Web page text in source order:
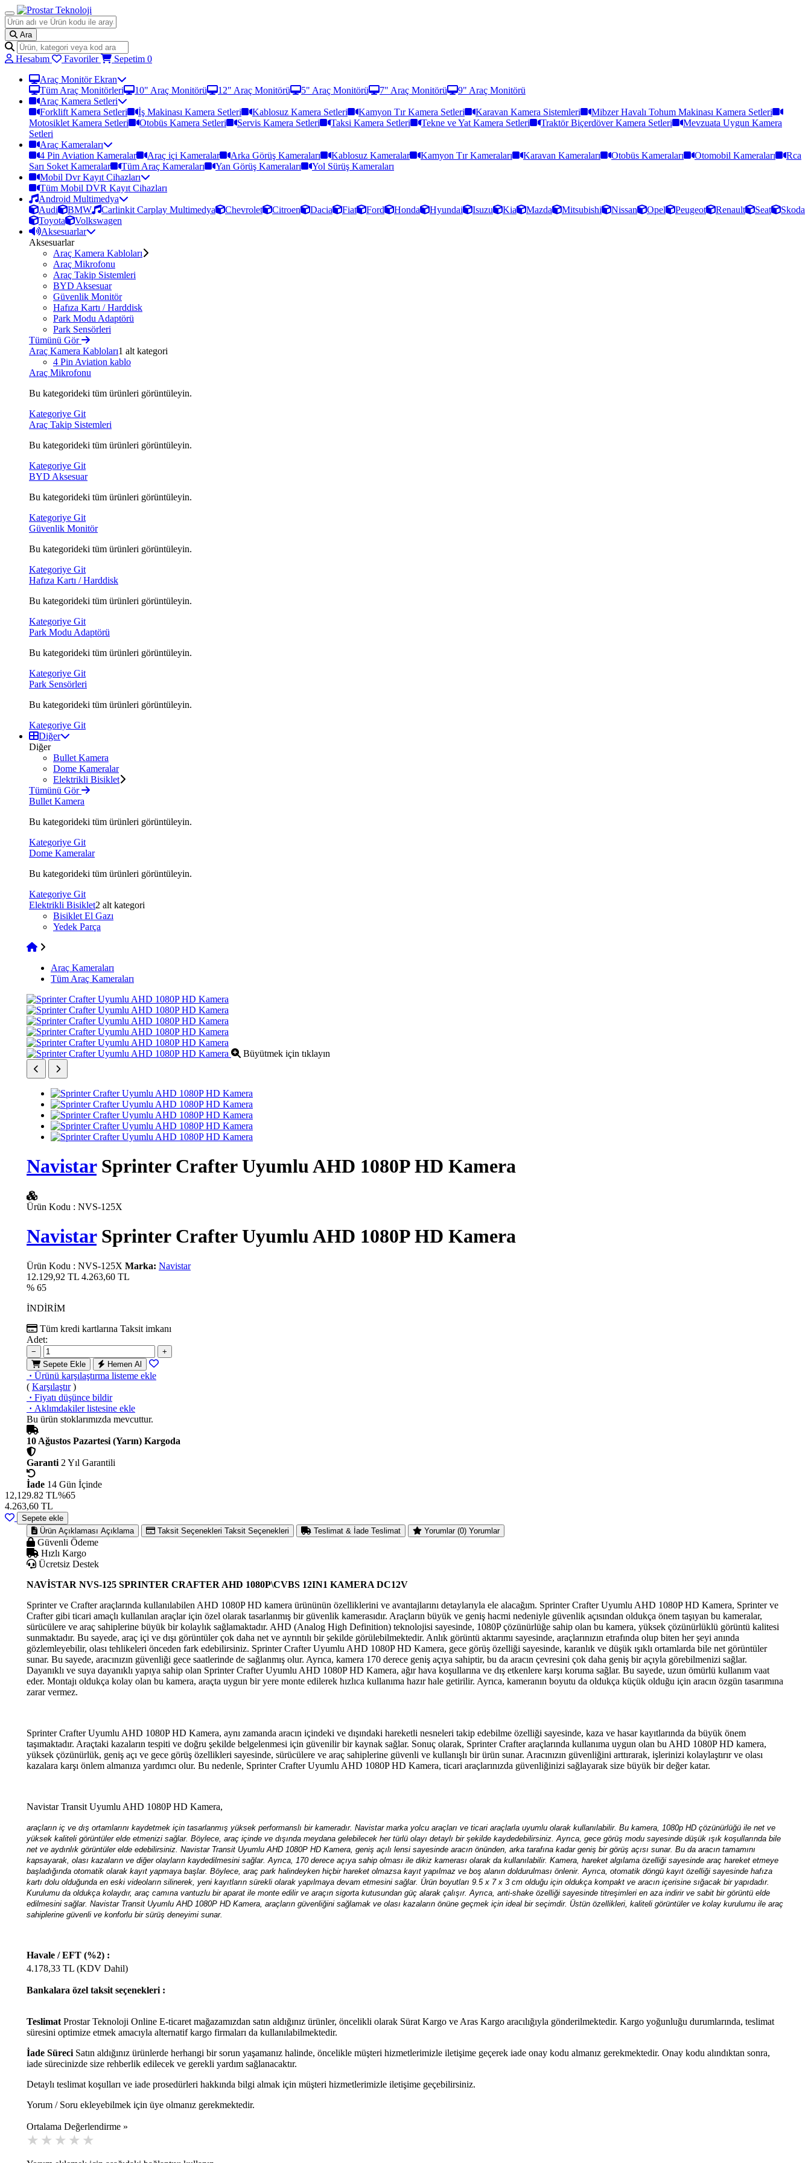
Ara
Hesabım Favoriler Sepetim 0
Araç Monitör Ekran
Tüm Araç Monitörleri
10" Araç Monitörü 12" Araç Monitörü 5" Araç Monitörü 7" Araç Monitörü
9" Araç Monitörü
Araç Kamera Setleri
Forklift Kamera Setleri
İş Makinası Kamera Setleri Kablosuz Kamera Setleri Kamyon Tır Kamera Setleri Karavan Kamera Sistemleri
Mibzer Havalı Tohum Makinası Kamera Setleri
Motosiklet Kamera Setleri
Otobüs Kamera Setleri Servis Kamera Setleri Taksi Kamera Setleri Tekne ve Yat Kamera Setleri Traktör Biçerdöver Kamera Setleri
Mevzuata Uygun Kamera
Setleri
Araç Kameraları
4 Pin Aviation Kameralar
Araç içi Kameralar Arka Görüş Kameraları Kablosuz Kameralar Kamyon Tır Kameraları Karavan Kameraları Otobüs Kameraları Otomobil Kameraları
Rca
Sarı Soket Kameralar
Tüm Araç Kameraları Yan Görüş Kameraları
Yol Sürüş Kameraları
Mobil Dvr Kayıt Cihazları
Tüm Mobil DVR Kayıt Cihazları
Android Multimedya
Audi
BMW Carlinkit Carplay Multimedya Chevrolet Citroen Dacia Fiat Ford Honda Hyundai Isuzu Kia Mazda Mitsubishi Nissan Opel Peugeot Renault Seat
Skoda
Toyota
Volkswagen
Aksesuarlar
Aksesuarlar
Araç Kamera Kabloları
Araç Mikrofonu
Araç Takip Sistemleri
BYD Aksesuar
Güvenlik Monitör
Hafıza Kartı / Harddisk
Park Modu Adaptörü
Park Sensörleri
Tümünü Gör
Araç Kamera Kabloları1 alt kategori
4 Pin Aviation kablo
Araç Mikrofonu
Bu kategorideki tüm ürünleri görüntüleyin.
Kategoriye Git
Araç Takip Sistemleri
Bu kategorideki tüm ürünleri görüntüleyin.
Kategoriye Git
BYD Aksesuar
Bu kategorideki tüm ürünleri görüntüleyin.
Kategoriye Git
Güvenlik Monitör
Bu kategorideki tüm ürünleri görüntüleyin.
Kategoriye Git
Hafıza Kartı / Harddisk
Bu kategorideki tüm ürünleri görüntüleyin.
Kategoriye Git
Park Modu Adaptörü
Bu kategorideki tüm ürünleri görüntüleyin.
Kategoriye Git
Park Sensörleri
Bu kategorideki tüm ürünleri görüntüleyin.
Kategoriye Git
Diğer
Diğer
Bullet Kamera
Dome Kameralar
Elektrikli Bisiklet
Tümünü Gör
Bullet Kamera
Bu kategorideki tüm ürünleri görüntüleyin.
Kategoriye Git
Dome Kameralar
Bu kategorideki tüm ürünleri görüntüleyin.
Kategoriye Git
Elektrikli Bisiklet2 alt kategori
Bisiklet El Gazı
Yedek Parça
Araç Kameraları
Tüm Araç Kameraları
Büyütmek için tıklayın
NavistarSprinter Crafter Uyumlu AHD 1080P HD Kamera
Ürün Kodu : NVS-125X
NavistarSprinter Crafter Uyumlu AHD 1080P HD Kamera
Ürün Kodu : NVS-125X Marka: Navistar
12.129,92 TL 4.263,60 TL
% 65
İNDİRİM
Tüm kredi kartlarına Taksit imkanı
Adet:
−
+
Sepete Ekle
Hemen Al
· Ürünü karşılaştırma listeme ekle
( Karşılaştır)
· Fiyatı düşünce bildir
· Aklımdakiler listesine ekle
Bu ürün stoklarımızda mevcuttur.
10 Ağustos Pazartesi (Yarın) Kargoda
Garanti 2 Yıl Garantili
İade 14 Gün İçinde
12,129.82 TL%65
4.263,60 TL
Sepete ekle
Ürün Açıklaması Açıklama Taksit Seçenekleri Taksit Seçenekleri Teslimat & İade Teslimat Yorumlar (0) Yorumlar
Güvenli Ödeme
Hızlı Kargo
Ücretsiz Destek
NAVİSTAR NVS-125 SPRINTER CRAFTER AHD 1080P\CVBS 12IN1 KAMERA DC12V
Sprinter ve Crafter araçlarında kullanılabilen AHD 1080P HD kamera ürününün özelliklerini ve avantajlarını detaylarıyla ele alacağım. Sprinter Crafter Uyumlu AHD 1080P HD Kamera, Sprinter ve
Crafter gibi ticari amaçlı kullanılan araçlar için özel olarak tasarlanmış bir güvenlik kamerasıdır. Araçların büyük ve geniş hacmi nedeniyle güvenlik açısından oldukça önem taşıyan bu kameralar,
sürücülere ve araç sahiplerine büyük bir kolaylık sağlamaktadır. AHD (Analog High Definition) teknolojisi sayesinde, 1080P çözünürlüğe sahip olan bu kamera, yüksek çözünürlüklü görüntü kalitesi
sunmaktadır. Bu sayede, araç içi ve dışı görüntüler çok daha net ve ayrıntılı bir şekilde görülebilmektedir. Anlık görüntü aktarımı sayesinde, araçlarınızın etrafında olup biten her şeyi anında
gözlemleyebilir, olası tehlikeleri önceden fark edebilirsiniz. Sprinter Crafter Uyumlu AHD 1080P HD Kamera, gece görüş özelliği sayesinde, karanlık ve düşük ışıklı ortamlarda bile net görüntüler
sunar. Bu sayede, aracınızın güvenliği gece saatlerinde de sağlanmış olur. Ayrıca, kamera 170 derece geniş açıya sahiptir, bu da aracın çevresini çok daha geniş bir açıyla görebilmenizi sağlar.
Dayanıklı ve suya dayanıklı yapıya sahip olan Sprinter Crafter Uyumlu AHD 1080P HD Kamera, ağır hava koşullarına ve dış etkenlere karşı koruma sağlar. Bu sayede, uzun ömürlü kullanım vaat
eder. Montajı oldukça kolay olan bu kamera, araçta uygun bir yere monte edilerek hızlıca kullanıma hazır hale getirilir. Ayrıca, kameranın boyutu da oldukça küçük olduğu için aracın özgün tasarımına
zarar vermez.
Sprinter Crafter Uyumlu AHD 1080P HD Kamera, aynı zamanda aracın içindeki ve dışındaki hareketli nesneleri takip edebilme özelliği sayesinde, kaza ve hasar kayıtlarında da büyük önem
taşımaktadır. Araçtaki kazaların tespiti ve doğru şekilde belgelenmesi için güvenilir bir kaynak sağlar. Sonuç olarak, Sprinter Crafter araçlarında kullanıma uygun olan bu AHD 1080P HD kamera,
yüksek çözünürlük, geniş açı ve gece görüş özellikleri sayesinde, sürücülere ve araç sahiplerine güvenli ve kullanışlı bir ürün sunar. Aracınızın güvenliğini arttırarak, işlerinizi kolaylaştırır ve olası
kazalara karşı önlem almanıza yardımcı olur. Bu nedenle, Sprinter Crafter Uyumlu AHD 1080P HD Kamera, ticari araçlarınızda güvenliğinizi sağlayarak size büyük bir değer katar.
Navistar Transit Uyumlu AHD 1080P HD Kamera,
araçların iç ve dış ortamlarını kaydetmek için tasarlanmış yüksek performanslı bir kameradır. Navistar marka yolcu araçları ve ticari araçlarla uyumlu olarak kullanılabilir. Bu kamera, 1080p HD çözünürlüğü ile net ve
yüksek kaliteli görüntüler elde etmenizi sağlar. Böylece, araç içinde ve dışında meydana gelebilecek her türlü olayı detaylı bir şekilde kaydedebilirsiniz. Ayrıca, gece görüş modu sayesinde düşük ışık koşullarında bile
net ve aydınlık görüntüler elde edebilirsiniz. Navistar Transit Uyumlu AHD 1080P HD Kamera, geniş açılı lensi sayesinde aracın önünden, arka tarafına kadar geniş bir görüş açısı sunar. Bu da aracın tamamını
kapsayarak, olası kazaların ve diğer olayların kaydedilmesini sağlar. Ayrıca, 170 derece açıya sahip olması ile dikiz kamerası olarak da kullanılabilir. Kamera, hareket algılama özelliği sayesinde araç hareket etmeye
başladığında otomatik olarak kayıt yapmaya başlar. Böylece, araç park halindeyken hiçbir hareket olmazsa kayıt yapılmaz ve boş alanın doldurulması önlenir. Ayrıca, otomatik döngü kayıt özelliği sayesinde hafıza
kartı dolu olduğunda en eski videoların silinerek, yeni kayıtların sürekli olarak yapılmaya devam etmesini sağlar. Ürün boyutları 9.5 x 7 x 3 cm olduğu için oldukça kompakt ve aracın içerisine sığacak bir yapıdadır.
Kurulumu da oldukça kolaydır, araç camına vantuzlu bir aparat ile monte edilir ve araçın sigorta kutusundan güç alarak çalışır. Ayrıca, anti-shake özelliği sayesinde titreşimleri en aza indirir ve sabit bir görüntü elde
edilmesini sağlar. Navistar Transit Uyumlu AHD 1080P HD Kamera, araçların güvenliğini sağlamak ve olası kazaların önüne geçmek için ideal bir seçimdir. Üstün özellikleri, kaliteli görüntüler ve kolay kurulumu ile araç
sahiplerine güvenli ve konforlu bir sürüş deneyimi sunar.
Havale / EFT (%2) :
4.178,33 TL (KDV Dahil)
Bankalara özel taksit seçenekleri :
Teslimat Prostar Teknoloji Online E-ticaret mağazamızdan satın aldığınız ürünler, öncelikli olarak Sürat Kargo ve Aras Kargo aracılığıyla gönderilmektedir. Kargo yoğunluğu durumlarında, teslimat
süresini optimize etmek amacıyla alternatif kargo firmaları da kullanılabilmektedir.
İade Süreci Satın aldığınız ürünlerde herhangi bir sorun yaşamanız halinde, öncelikle müşteri hizmetlerimizle iletişime geçerek iade onay kodu almanız gerekmektedir. Onay kodu alındıktan sonra,
iade sürecinizde size rehberlik edilecek ve gerekli yardım sağlanacaktır.
Detaylı teslimat koşulları ve iade prosedürleri hakkında bilgi almak için müşteri hizmetlerimizle iletişime geçebilirsiniz.
Yorum / Soru ekleyebilmek için üye olmanız gerekmektedir.
Ortalama Değerlendirme »